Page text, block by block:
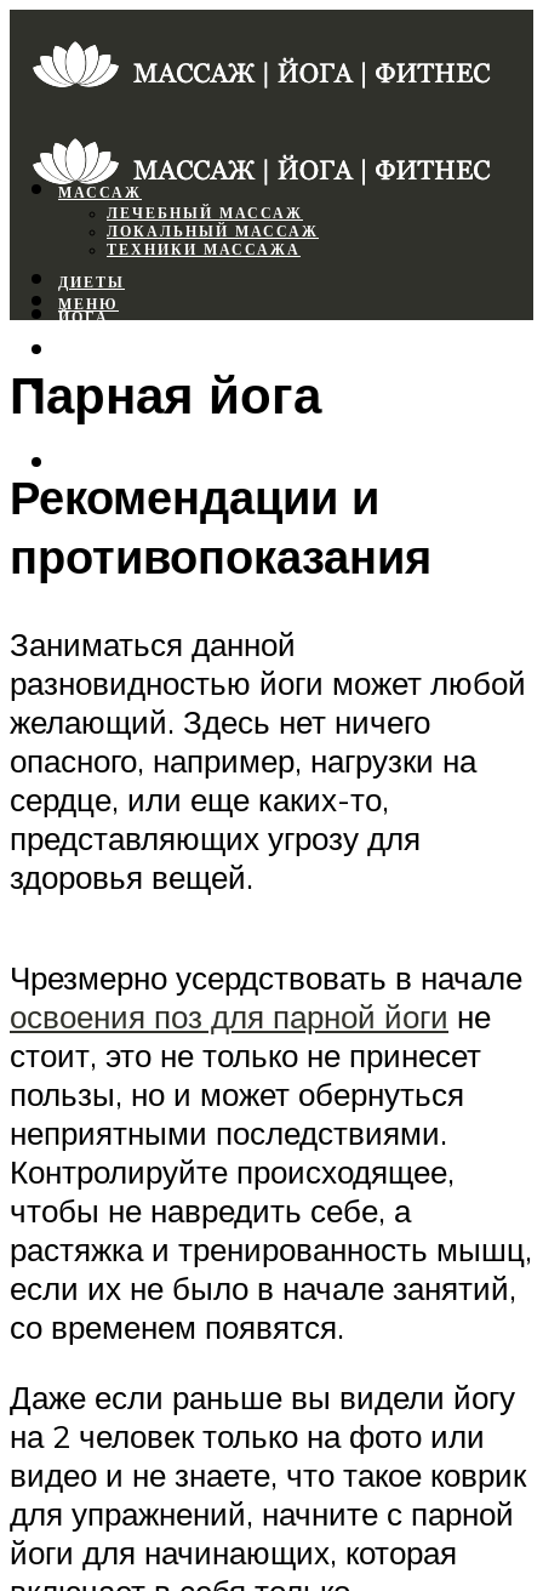
МАССАЖ
ЛЕЧЕБНЫЙ МАССАЖ
ЛОКАЛЬНЫЙ МАССАЖ
ТЕХНИКИ МАССАЖА
ДИЕТЫ
ЙОГА
ФИТНЕС
МЕНЮ
Парная йога
Рекомендации и
противопоказания
Заниматься данной
разновидностью йоги может любой
желающий. Здесь нет ничего
опасного, например, нагрузки на
сердце, или еще каких-то,
представляющих угрозу для
здоровья вещей.
Чрезмерно усердствовать в начале
освоения поз для парной йоги не
стоит, это не только не принесет
пользы, но и может обернуться
неприятными последствиями.
Контролируйте происходящее,
чтобы не навредить себе, а
растяжка и тренированность мышц,
если их не было в начале занятий,
со временем появятся.
Даже если раньше вы видели йогу
на 2 человек только на фото или
видео и не знаете, что такое коврик
для упражнений, начните с парной
йоги для начинающих, которая